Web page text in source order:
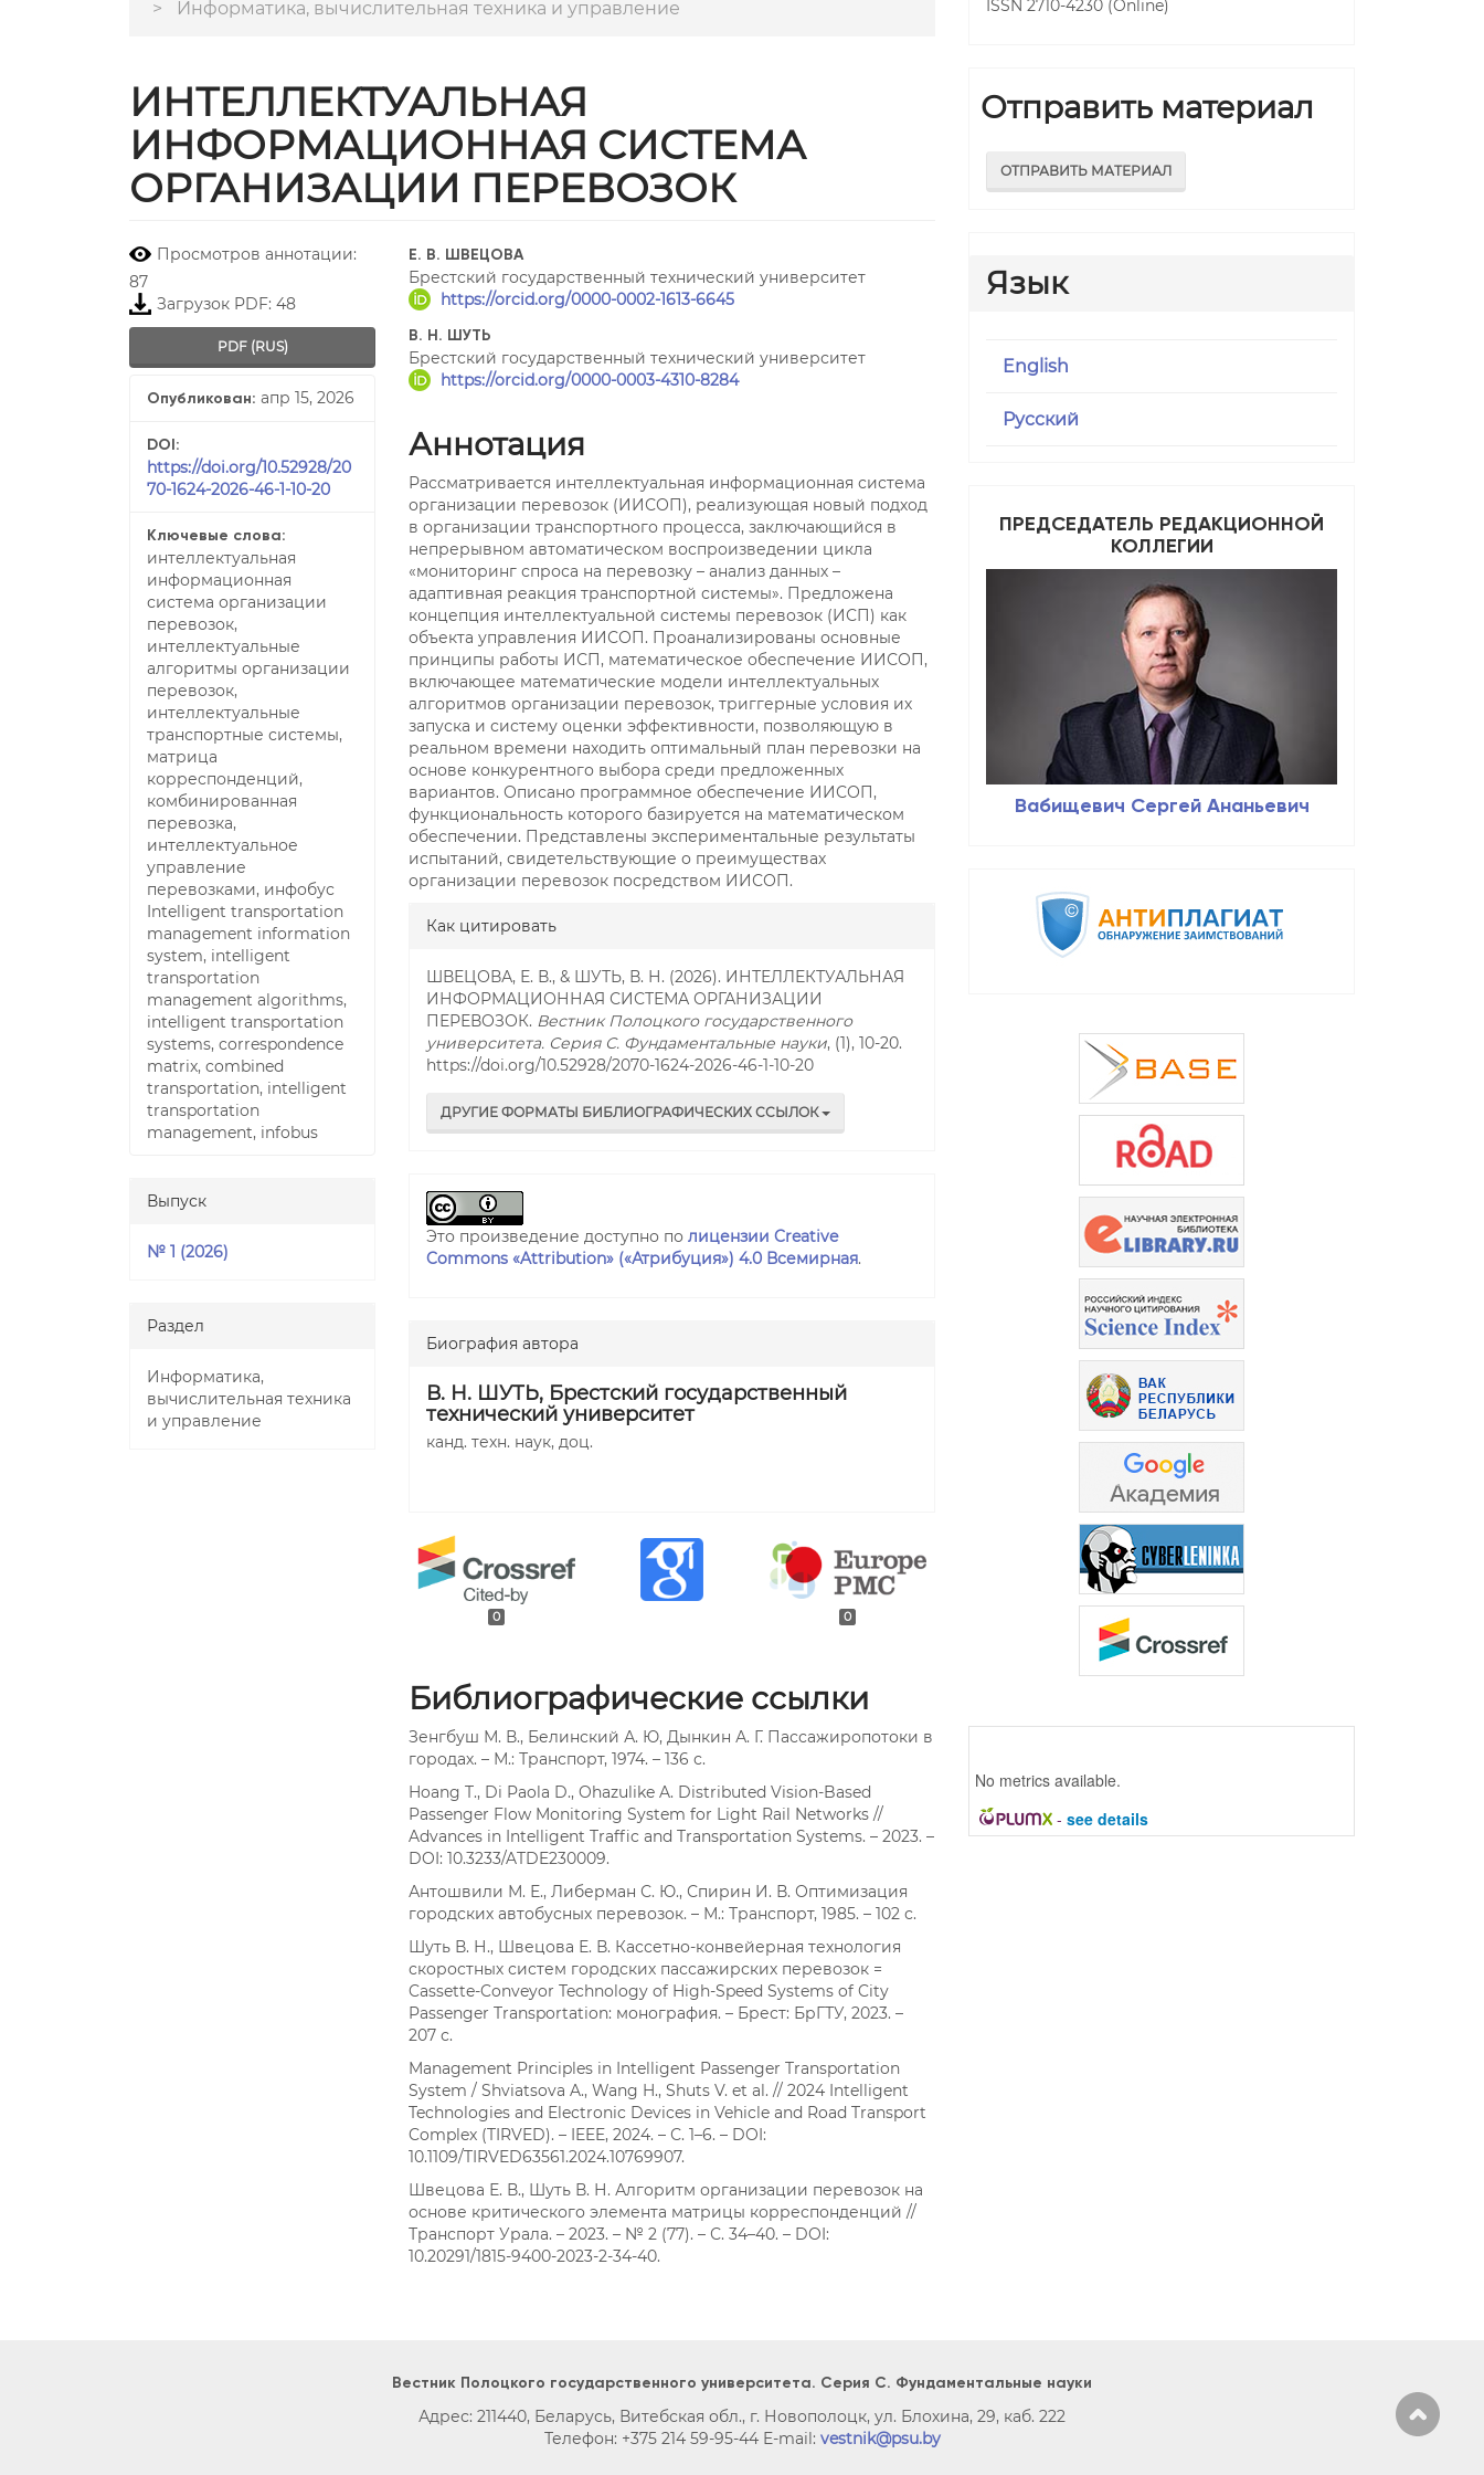
Информатика, вычислительная техника и управление
ИНТЕЛЛЕКТУАЛЬНАЯ
ИНФОРМАЦИОННАЯ СИСТЕМА
ОРГАНИЗАЦИИ ПЕРЕВОЗОК
##plugins.themes.bootstrap3.article.sidebar##
Просмотров аннотации:
87
Загрузок PDF: 48
PDF (RUS)
Опубликован: апр 15, 2026
DOI:
https://doi.org/10.52928/20
70-1624-2026-46-1-10-20
Ключевые слова:
интеллектуальная
информационная
система организации
перевозок,
интеллектуальные
алгоритмы организации
перевозок,
интеллектуальные
транспортные системы,
матрица
корреспонденций,
комбинированная
перевозка,
интеллектуальное
управление
перевозками, инфобус
Intelligent transportation
management information
system, intelligent
transportation
management algorithms,
intelligent transportation
systems, correspondence
matrix, combined
transportation, intelligent
transportation
management, infobus
Выпуск
№ 1 (2026)
Раздел
Информатика,
вычислительная техника
и управление
##plugins.themes.bootstrap3.article.main##
Е. В. ШВЕЦОВА
Брестский государственный технический университет
https://orcid.org/0000-0002-1613-6645
В. Н. ШУТЬ
Брестский государственный технический университет
https://orcid.org/0000-0003-4310-8284
Аннотация
Рассматривается интеллектуальная информационная система
организации перевозок (ИИСОП), реализующая новый подход
в организации транспортного процесса, заключающийся в
непрерывном автоматическом воспроизведении цикла
«мониторинг спроса на перевозку – анализ данных –
адаптивная реакция транспортной системы». Предложена
концепция интеллектуальной системы перевозок (ИСП) как
объекта управления ИИСОП. Проанализированы основные
принципы работы ИСП, математическое обеспечение ИИСОП,
включающее математические модели интеллектуальных
алгоритмов организации перевозок, триггерные условия их
запуска и систему оценки эффективности, позволяющую в
реальном времени находить оптимальный план перевозки на
основе конкурентного выбора среди предложенных
вариантов. Описано программное обеспечение ИИСОП,
функциональность которого базируется на математическом
обеспечении. Представлены экспериментальные результаты
испытаний, свидетельствующие о преимуществах
организации перевозок посредством ИИСОП.
##plugins.themes.bootstrap3.article.details##
Как цитировать
ШВЕЦОВА, Е. В., & ШУТЬ, В. Н. (2026). ИНТЕЛЛЕКТУАЛЬНАЯ
ИНФОРМАЦИОННАЯ СИСТЕМА ОРГАНИЗАЦИИ
ПЕРЕВОЗОК. Вестник Полоцкого государственного
университета. Серия С. Фундаментальные науки, (1), 10-20.
https://doi.org/10.52928/2070-1624-2026-46-1-10-20
ДРУГИЕ ФОРМАТЫ БИБЛИОГРАФИЧЕСКИХ ССЫЛОК
Это произведение доступно полицензии Creative
Commons «Attribution» («Атрибуция») 4.0 Всемирная.
Биография автора
В. Н. ШУТЬ, Брестский государственный
технический университет
канд. техн. наук, доц.
0 0
Библиографические ссылки
Зенгбуш М. В., Белинский А. Ю, Дынкин А. Г. Пассажиропотоки в
городах. – М.: Транспорт, 1974. – 136 с.
Hoang T., Di Paola D., Ohazulike A. Distributed Vision-Based
Passenger Flow Monitoring System for Light Rail Networks //
Advances in Intelligent Traffic and Transportation Systems. – 2023. –
DOI: 10.3233/ATDE230009.
Антошвили М. Е., Либерман С. Ю., Спирин И. В. Оптимизация
городских автобусных перевозок. – М.: Транспорт, 1985. – 102 с.
Шуть В. Н., Швецова Е. В. Кассетно-конвейерная технология
скоростных систем городских пассажирских перевозок =
Cassette-Conveyor Technology of High-Speed Systems of City
Passenger Transportation: монография. – Брест: БрГТУ, 2023. –
207 с.
Management Principles in Intelligent Passenger Transportation
System / Shviatsova A., Wang H., Shuts V. et al. // 2024 Intelligent
Technologies and Electronic Devices in Vehicle and Road Transport
Complex (TIRVED). – IEEE, 2024. – С. 1–6. – DOI:
10.1109/TIRVED63561.2024.10769907.
Швецова Е. В., Шуть В. Н. Алгоритм организации перевозок на
основе критического элемента матрицы корреспонденций //
Транспорт Урала. – 2023. – № 2 (77). – С. 34–40. – DOI:
10.20291/1815-9400-2023-2-34-40.
ISSN 2710-4230 (Online)
Отправить материал
ОТПРАВИТЬ МАТЕРИАЛ
Язык
English
Русский
ПРЕДСЕДАТЕЛЬ РЕДАКЦИОННОЙ
КОЛЛЕГИИ
Вабищевич Сергей Ананьевич
No metrics available.
- see details
Вестник Полоцкого государственного университета. Серия C. Фундаментальные науки
Адрес: 211440, Беларусь, Витебская обл., г. Новополоцк, ул. Блохина, 29, каб. 222
Телефон: +375 214 59-95-44 E-mail: vestnik@psu.by